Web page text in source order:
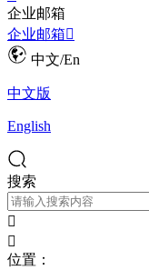
企业邮箱
企业邮箱
中文/En
中文版
English
搜索


位置：